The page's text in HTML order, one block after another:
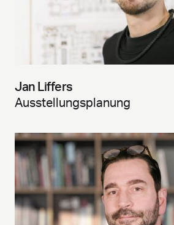
Jan Liffers
Ausstellungsplanung